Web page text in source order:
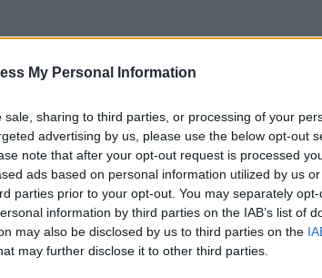
My Personal Information
sale, sharing to third parties, or processing of your
advertising by us, please use the below opt-out
note that after your opt-out request is processed
ads based on personal information utilized by us
parties prior to your opt-out. You may separately
information by third parties on the IAB’s list of
may also be disclosed by us to third parties on the
may further disclose it to other third parties.
In